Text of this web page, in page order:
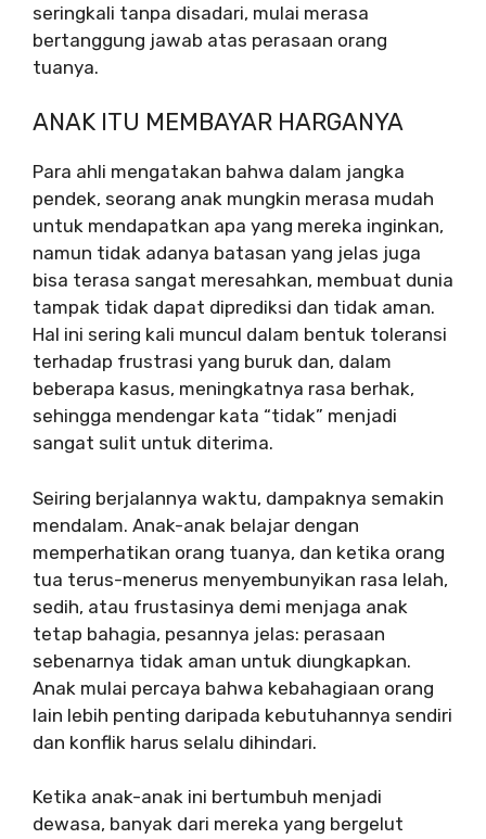
seringkali tanpa disadari, mulai merasa
bertanggung jawab atas perasaan orang
tuanya.
ANAK ITU MEMBAYAR HARGANYA
Para ahli mengatakan bahwa dalam jangka
pendek, seorang anak mungkin merasa mudah
untuk mendapatkan apa yang mereka inginkan,
namun tidak adanya batasan yang jelas juga
bisa terasa sangat meresahkan, membuat dunia
tampak tidak dapat diprediksi dan tidak aman.
Hal ini sering kali muncul dalam bentuk toleransi
terhadap frustrasi yang buruk dan, dalam
beberapa kasus, meningkatnya rasa berhak,
sehingga mendengar kata “tidak” menjadi
sangat sulit untuk diterima.
Seiring berjalannya waktu, dampaknya semakin
mendalam. Anak-anak belajar dengan
memperhatikan orang tuanya, dan ketika orang
tua terus-menerus menyembunyikan rasa lelah,
sedih, atau frustasinya demi menjaga anak
tetap bahagia, pesannya jelas: perasaan
sebenarnya tidak aman untuk diungkapkan.
Anak mulai percaya bahwa kebahagiaan orang
lain lebih penting daripada kebutuhannya sendiri
dan konflik harus selalu dihindari.
Ketika anak-anak ini bertumbuh menjadi
dewasa, banyak dari mereka yang bergelut